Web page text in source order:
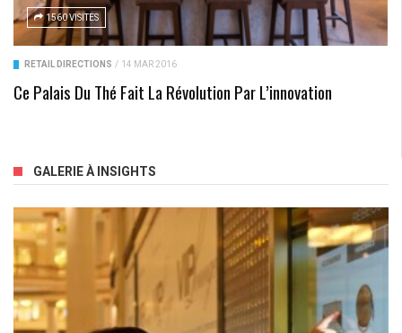
1560 VISITES
RETAIL DIRECTIONS / 14 MAR 2016
Ce Palais Du Thé Fait La Révolution Par L’innovation
GALERIE À INSIGHTS